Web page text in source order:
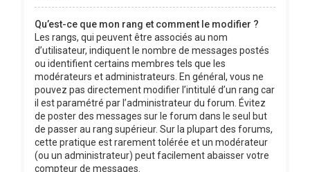
Qu’est-ce que mon rang et comment le modifier ?
Les rangs, qui peuvent être associés au nom
d’utilisateur, indiquent le nombre de messages postés
ou identifient certains membres tels que les
modérateurs et administrateurs. En général, vous ne
pouvez pas directement modifier l’intitulé d’un rang car
il est paramétré par l’administrateur du forum. Évitez
de poster des messages sur le forum dans le seul but
de passer au rang supérieur. Sur la plupart des forums,
cette pratique est rarement tolérée et un modérateur
(ou un administrateur) peut facilement abaisser votre
compteur de messages.